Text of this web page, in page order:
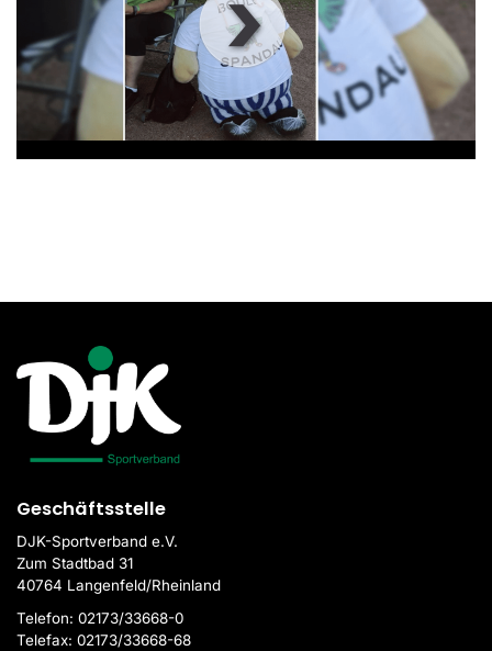
00 00
Geschäftsstelle
DJK-Sportverband e.V.
Zum Stadtbad 31
40764 Langenfeld/Rheinland
Telefon: 02173/33668-0
Telefax: 02173/33668-68